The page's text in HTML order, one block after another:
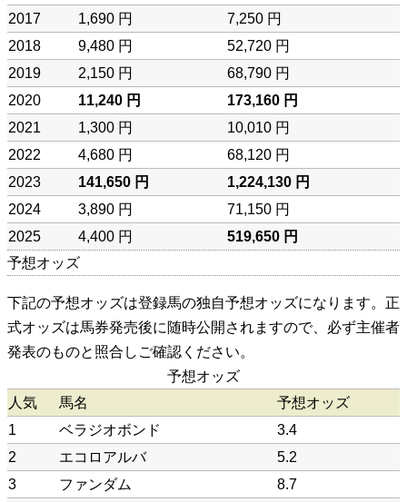
2017
1,690 円
7,250 円
2018
9,480 円
52,720 円
2019
2,150 円
68,790 円
2020
11,240 円
173,160 円
2021
1,300 円
10,010 円
2022
4,680 円
68,120 円
2023
141,650 円
1,224,130 円
2024
3,890 円
71,150 円
2025
4,400 円
519,650 円
予想オッズ
下記の予想オッズは登録馬の独自予想オッズになります。正
式オッズは馬券発売後に随時公開されますので、必ず主催者
発表のものと照合しご確認ください。
予想オッズ
人気
馬名
予想オッズ
1
ベラジオボンド
3.4
2
エコロアルバ
5.2
3
ファンダム
8.7